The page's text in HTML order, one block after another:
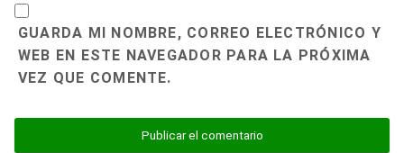
GUARDA MI NOMBRE, CORREO ELECTRÓNICO Y
WEB EN ESTE NAVEGADOR PARA LA PRÓXIMA
VEZ QUE COMENTE.